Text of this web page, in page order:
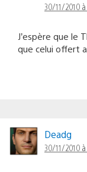
30/11/2010 à
J’espère que le
que celui offert
Deadg
30/11/2010 à